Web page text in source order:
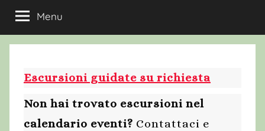
Menu
Escursioni guidate su richiesta
Non hai trovato escursioni nel
calendario eventi? Contattaci e